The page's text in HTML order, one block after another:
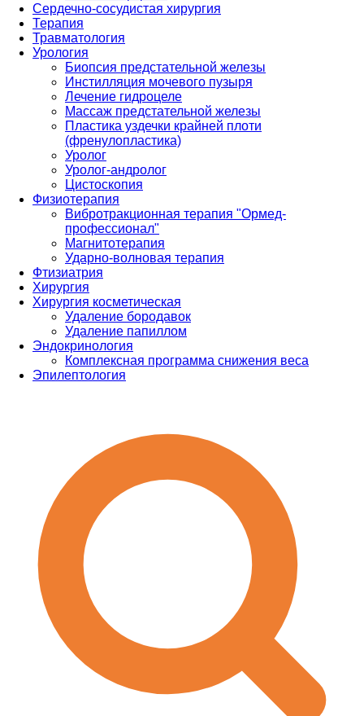
Сердечно-сосудистая хирургия
Терапия
Травматология
Урология
Биопсия предстательной железы
Инстилляция мочевого пузыря
Лечение гидроцеле
Массаж предстательной железы
Пластика уздечки крайней плоти
(френулопластика)
Уролог
Уролог-андролог
Цистоскопия
Физиотерапия
Вибротракционная терапия "Ормед-
профессионал"
Магнитотерапия
Ударно-волновая терапия
Фтизиатрия
Хирургия
Хирургия косметическая
Удаление бородавок
Удаление папиллом
Эндокринология
Комплексная программа снижения веса
Эпилептология